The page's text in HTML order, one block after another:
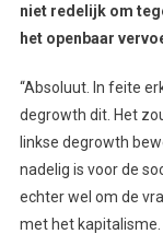
niet redelijk om
het openbaar
“Absoluut. In feite
degrowth dit. Het
linkse degrowth
nadelig is voor de
echter wel om de
met het